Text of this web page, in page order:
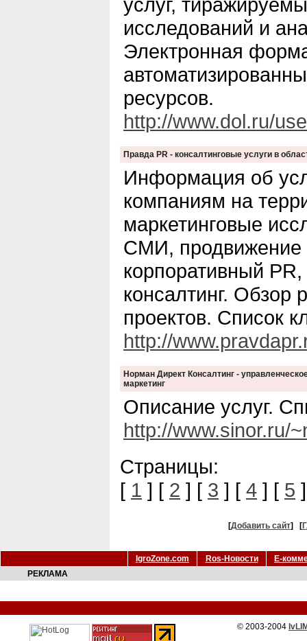
исследований и
Электронная
ресурсов.
http://www.dol.ru/
Правда PR - консалтинговые услуги в
Информация об
компаниям на
маркетинговые
СМИ, продвижение
корпоративный
консалтинг. Обзор
проектов. Список
http://
Норман Директ Консалтинг -
маркетинг
Описание услуг.
http://www.sinor.ru/
Страницы:
[ 1 ] [ 2 ] [ 3 ] [ 4 ] [ 5
[Добавить сайт] [
IgroZone.com Ros-Новости
Е-
РЕКЛАМА
© 2003-2004